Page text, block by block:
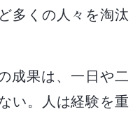
多くの人々を淘汰
成果は、一日や二
い。人は経験を重